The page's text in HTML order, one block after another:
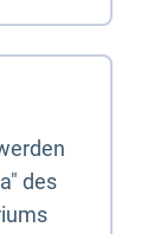
des